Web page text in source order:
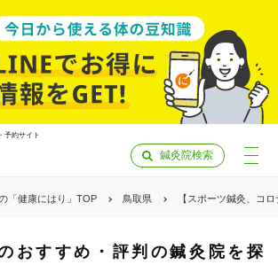
予約サイト
鍼灸院検索
「健康にはり」TOP 鳥取県 【スポーツ鍼灸、コ
おすすめ・評判の鍼灸院を探